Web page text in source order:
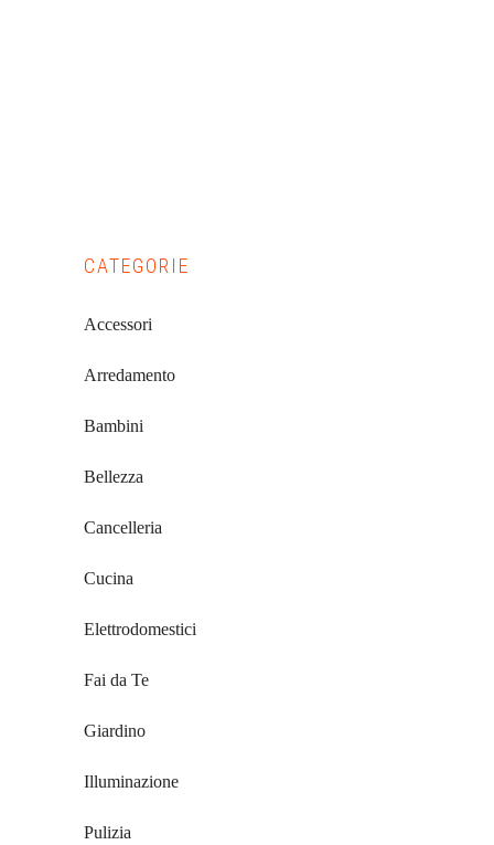
Primary
Sidebar
CATEGORIE
Accessori
Arredamento
Bambini
Bellezza
Cancelleria
Cucina
Elettrodomestici
Fai da Te
Giardino
Illuminazione
Pulizia